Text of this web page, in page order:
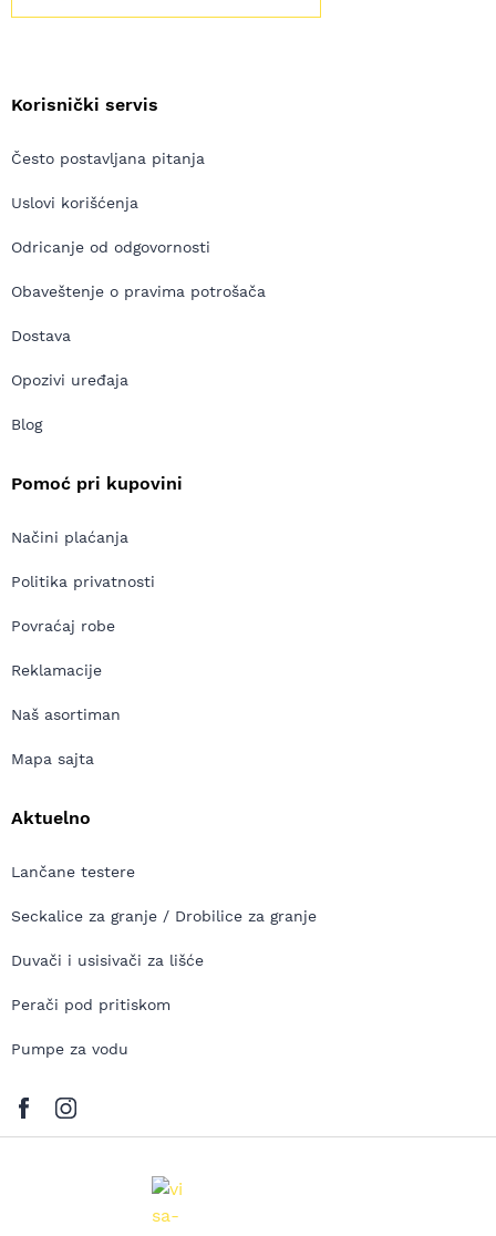
Korisnički servis
Često postavljana pitanja
Uslovi korišćenja
Odricanje od odgovornosti
Obaveštenje o pravima potrošača
Dostava
Opozivi uređaja
Blog
Pomoć pri kupovini
Načini plaćanja
Politika privatnosti
Povraćaj robe
Reklamacije
Naš asortiman
Mapa sajta
Aktuelno
Lančane testere
Seckalice za granje / Drobilice za granje
Duvači i usisivači za lišće
Perači pod pritiskom
Pumpe za vodu